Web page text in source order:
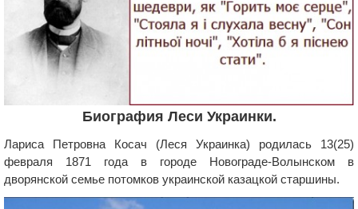
Биография Леси Украинки.
Лариса Петровна Косач (Леся Украинка) родилась 13(25)
февраля 1871 года в городе Новограде-Волынском в
дворянской семье потомков украинской казацкой старшины.